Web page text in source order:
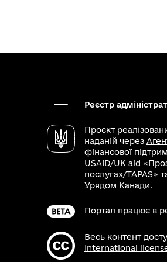
Реєстр
Проєкт
наданій через
фінансової
USAID/UK aid
послугах/TAPAS»
Урядом Канади.
Портал працює в
Весь контент
International